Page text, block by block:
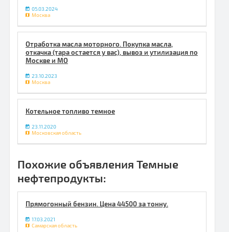
05.03.2024
Москва
Отработка масла моторного. Покупка масла,
откачка (тара остается у вас), вывоз и утилизация по
Москве и МО
23.10.2023
Москва
Котельное топливо темное
23.11.2020
Московская область
Похожие объявления Темные
нефтепродукты:
Прямогонный бензин. Цена 44500 за тонну.
17.03.2021
Самарская область